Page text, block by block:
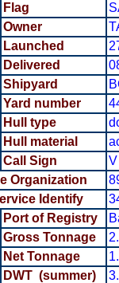
Flag
Owner
Launched
Delivered
Shipyard
Yard number
Hull type
Hull material
Call Sign
Organization
Identify
Port of Registry
Gross Tonnage
Net Tonnage
DWT (summer)